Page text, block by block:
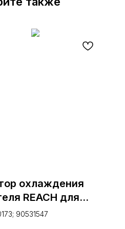
охлаждения
REACH для
B 1.0 I 12V;
90531547